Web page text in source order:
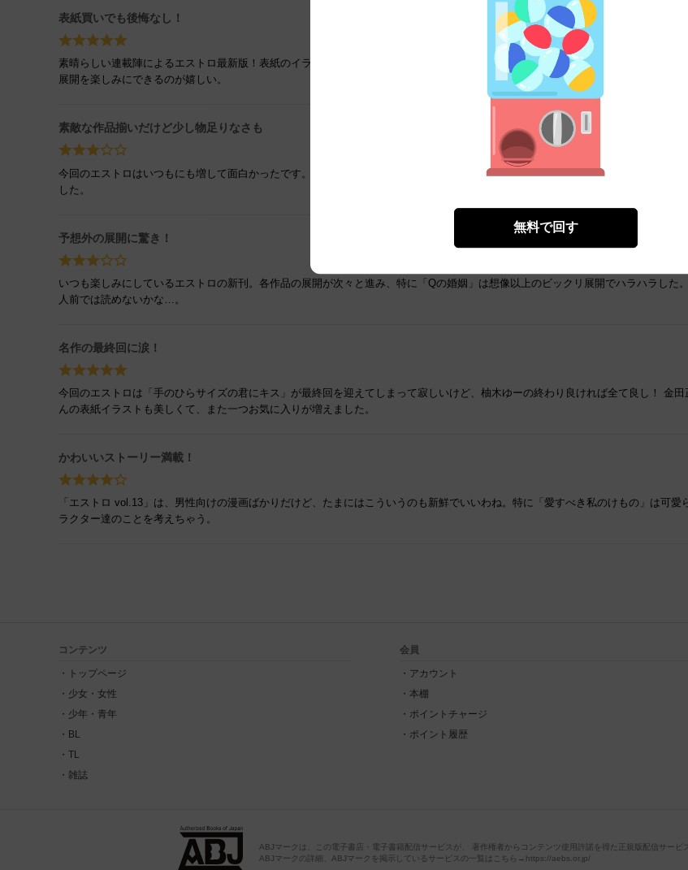
表紙買いでも後悔なし！
素晴らしい連載陣によるエストロ最新版！表紙のイラストに一目惚れしました。各話ごとの感情移入が凄くて、読み応えがありま
展開を楽しみにできるのが嬉しい。
素敵な作品揃いだけど少し物足りなさも
今回のエストロはいつもにも増して面白かったです。「愛すべき私のけもの」が特に心に残りました。ただ、一部話の終わり方が
した。
予想外の展開に驚き！
いつも楽しみにしているエストロの新刊。各作品の展開が次々と進み、特に「Qの婚姻」は想像以上のビックリ展開でハラハラし
人前では読めないかな…。
名作の最終回に涙！
今回のエストロは「手のひらサイズの君にキス」が最終回を迎えてしまって寂しいけど、柚木ゆーの終わり良ければ全て良し！ 金
んの表紙イラストも美しくて、また一つお気に入りが増えました。
かわいいストーリー満載！
「エストロ vol.13」は、男性向けの漫画ばかりだけど、たまにはこういうのも新鮮でいいわね。特に「愛すべき私のけもの」は可
ラクター達のことを考えちゃう。
無料で回す
コンテンツ
トップページ
少女・女性
少年・青年
BL
TL
雑誌
会員
アカウント
本棚
ポイントチャージ
ポイント履歴
ABJマークは、この電子書店・電子書籍配信サービスが、 著作権者からコンテンツ使用許諾を得た正規版配信サー
ABJマークの詳細、ABJマークを掲示しているサービスの一覧はこちら→https://aebs.or.jp/